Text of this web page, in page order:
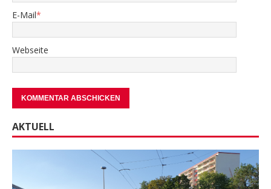
E-Mail*
Webseite
AKTUELL